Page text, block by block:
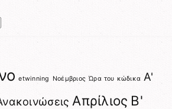
etwinning Nοέμβριος Ώρα του κώδικα Α'
Απρίλιος Β'